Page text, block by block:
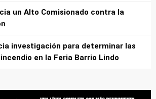
un Alto Comisionado contra la
investigación para determinar las
en la Feria Barrio Lindo